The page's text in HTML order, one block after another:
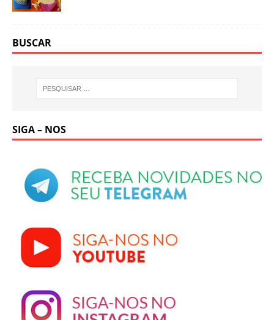
BUSCAR
SIGA – NOS